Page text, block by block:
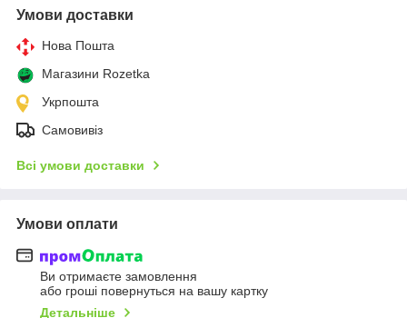
Умови доставки
Нова Пошта
Магазини Rozetka
Укрпошта
Самовивіз
Всі умови доставки
Умови оплати
Ви отримаєте замовлення
або гроші повернуться на вашу картку
Детальніше